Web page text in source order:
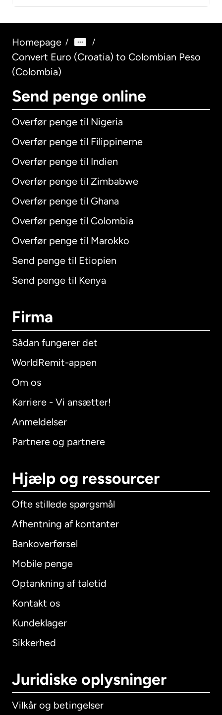
Homepage / /
Convert Euro (Croatia) to Colombian Peso
(Colombia)
Send penge online
Overfør penge til Nigeria
Overfør penge til Filippinerne
Overfør penge til Indien
Overfør penge til Zimbabwe
Overfør penge til Ghana
Overfør penge til Colombia
Overfør penge til Marokko
Send penge til Etiopien
Send penge til Kenya
Firma
Sådan fungerer det
WorldRemit-appen
Om os
Karriere - Vi ansætter!
Anmeldelser
Partnere og partnere
Hjælp og ressourcer
Ofte stillede spørgsmål
Afhentning af kontanter
Bankoverførsel
Mobile penge
Optankning af taletid
Kontakt os
Kundeklager
Sikkerhed
Juridiske oplysninger
Vilkår og betingelser